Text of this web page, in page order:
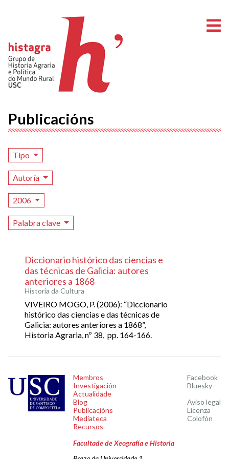
Publicacións
Tipo
Autoría
2006
Palabra clave
Diccionario histórico das ciencias e
das técnicas de Galicia: autores
anteriores a 1868
Historia da Cultura
VIVEIRO MOGO, P. (2006): “Diccionario
histórico das ciencias e das técnicas de
Galicia: autores anteriores a 1868”,
Historia Agraria, nº 38, pp. 164-166.
Membros
Investigación
Actualidade
Blog
Publicacións
Mediateca
Recursos
Facebook
Bluesky
Aviso legal
Licenza
Colofón
Facultade de Xeografía e Historia